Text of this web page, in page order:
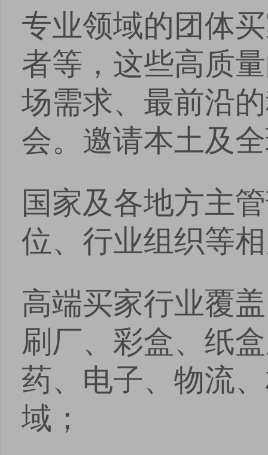
专业领域的团体
者等，这些高质
场需求、最前沿
会。邀请本土及
国家及各地方主
位、行业组织等
高端买家行业覆
刷厂、彩盒、纸
药、电子、物流
域；